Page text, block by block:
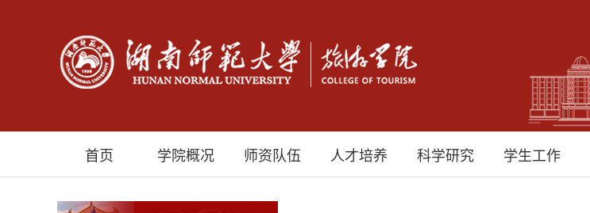
首页 学院概况 师资队伍 人才培养 科学研究 学生工作